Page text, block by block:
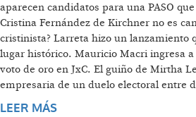
aparecen candidatos para una PASO
Cristina Fernández de Kirchner no es
cristinista? Larreta hizo un lanzamiento
lugar histórico. Mauricio Macri ingresa
voto de oro en JxC. El guiño de Mirtha
empresaria de un duelo electoral entre
LEER MÁS